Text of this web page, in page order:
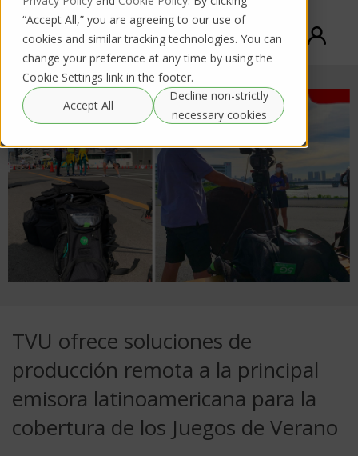
“Accept All,” you are agreeing to our use of
cookies and similar tracking technologies. You can
change your preference at any time by using the
Cookie Settings link in the footer.
Accept All
Decline non-strictly
necessary cookies
TVU ofrece soluciones de
producción remota a la principal
emisora latinoamericana para la
cobertura de los Juegos de Verano